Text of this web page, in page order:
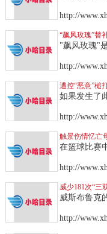
http://
“飙风玫瑰”替
"飙风玫瑰"
http://
遭控“恶意”槌
如果发生了
http://
触景伤情忆亡
在篮球比赛
http://
威少181次“三
威斯布鲁克
http://